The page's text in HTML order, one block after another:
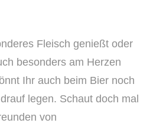
Fleisch genießt oder
besonders am Herzen
Ihr auch beim Bier noch
legen. Schaut doch mal
von